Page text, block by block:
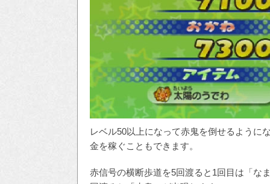
レベル50以上になって赤鬼を倒せるように
金を稼ぐこともできます。
赤信号の横断歩道を5回渡ると1回目は「な